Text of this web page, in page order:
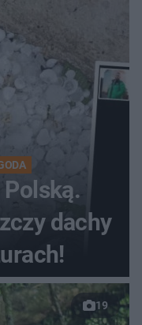
Polską.
dachy
19